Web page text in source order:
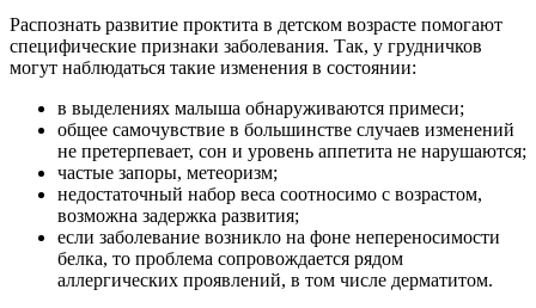
Распознать развитие проктита в детском возрасте помогают
специфические признаки заболевания. Так, у грудничков
могут наблюдаться такие изменения в состоянии:
в выделениях малыша обнаруживаются примеси;
общее самочувствие в большинстве случаев изменений
не претерпевает, сон и уровень аппетита не нарушаются;
частые запоры, метеоризм;
недостаточный набор веса соотносимо с возрастом,
возможна задержка развития;
если заболевание возникло на фоне непереносимости
белка, то проблема сопровождается рядом
аллергических проявлений, в том числе дерматитом.